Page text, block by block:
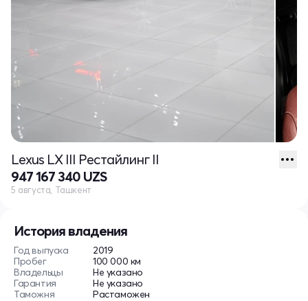
История владения
Год выпуска
2019
Пробег
100 000 км
Владельцы
Не указано
Гарантия
Не указано
Таможня
Растаможен
Lexus LX III Рестайлинг II
947 167 340 UZS
5 августа, Ташкент